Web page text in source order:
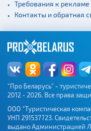
Требования к рекламе
Контакты и обратная
"Про Беларусь" -
2012 - 2026. Все права
ООО "Туристическая
УНП 291537723.
выдано Администрацией